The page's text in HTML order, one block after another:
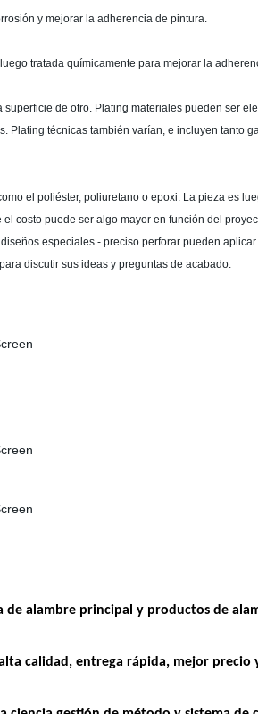
y mejorar la adherencia de pintura.
tratada químicamente para mejorar la
de otro. Plating materiales pueden ser
técnicas también varían, e incluyen tanto
el poliéster, poliuretano o epoxi. La pieza es
costo puede ser algo mayor en función del
especiales - preciso perforar pueden
discutir sus ideas y preguntas de acabado.
alambre principal y productos de
calidad, entrega rápida, mejor